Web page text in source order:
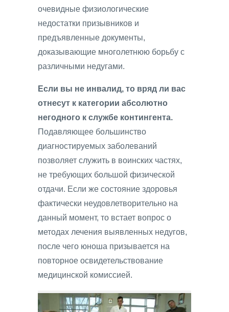
очевидные физиологические
недостатки призывников и
предъявленные документы,
доказывающие многолетнюю борьбу с
различными недугами.
Если вы не инвалид, то вряд ли вас
отнесут к категории абсолютно
негодного к службе контингента.
Подавляющее большинство
диагностируемых заболеваний
позволяет служить в воинских частях,
не требующих большой физической
отдачи. Если же состояние здоровья
фактически неудовлетворительно на
данный момент, то встает вопрос о
методах лечения выявленных недугов,
после чего юноша призывается на
повторное освидетельствование
медицинской комиссией.